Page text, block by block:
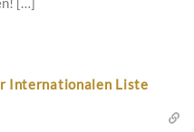
Internationalen Liste